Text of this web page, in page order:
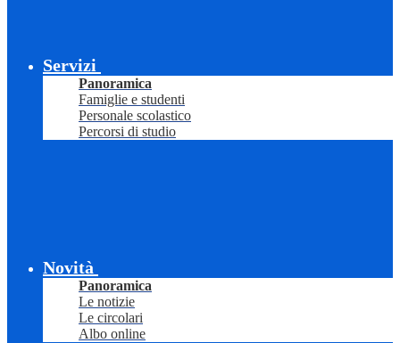
Servizi
Panoramica
Famiglie e studenti
Personale scolastico
Percorsi di studio
Novità
Panoramica
Le notizie
Le circolari
Albo online